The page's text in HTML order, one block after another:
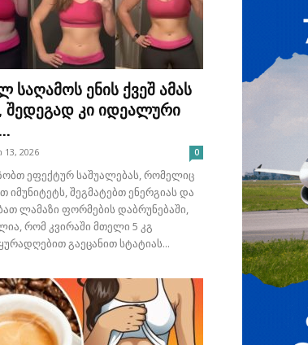
საღამოს ენის ქვეშ ამას
შედეგად კი იდეალური
13, 2026 0
ეფექტურ საშუალებას, რომელიც
იმუნიტეტს, შეგმატებთ ენერგიას და
ლამაზი ფორმების დაბრუნებაში,
რომ კვირაში მთელი 5 კგ
გაეცანით სტატიას...